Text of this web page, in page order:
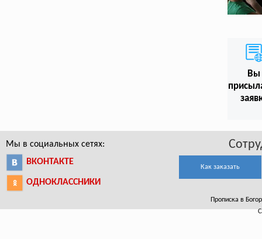
Вы
Мы в социальных сетях:
ВКОНТАКТЕ
ОДНОКЛАССНИКИ
Как заказать
Прописка в